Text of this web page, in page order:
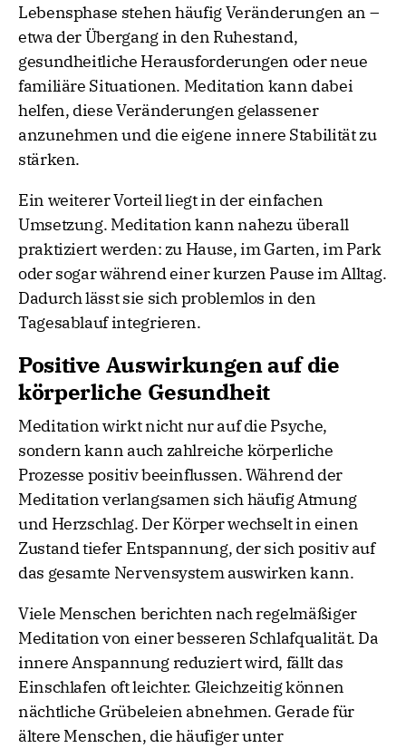
Lebensphase stehen häufig Veränderungen an –
etwa der Übergang in den Ruhestand,
gesundheitliche Herausforderungen oder neue
familiäre Situationen. Meditation kann dabei
helfen, diese Veränderungen gelassener
anzunehmen und die eigene innere Stabilität zu
stärken.
Ein weiterer Vorteil liegt in der einfachen
Umsetzung. Meditation kann nahezu überall
praktiziert werden: zu Hause, im Garten, im Park
oder sogar während einer kurzen Pause im Alltag.
Dadurch lässt sie sich problemlos in den
Tagesablauf integrieren.
Positive Auswirkungen auf die
körperliche Gesundheit
Meditation wirkt nicht nur auf die Psyche,
sondern kann auch zahlreiche körperliche
Prozesse positiv beeinflussen. Während der
Meditation verlangsamen sich häufig Atmung
und Herzschlag. Der Körper wechselt in einen
Zustand tiefer Entspannung, der sich positiv auf
das gesamte Nervensystem auswirken kann.
Viele Menschen berichten nach regelmäßiger
Meditation von einer besseren Schlafqualität. Da
innere Anspannung reduziert wird, fällt das
Einschlafen oft leichter. Gleichzeitig können
nächtliche Grübeleien abnehmen. Gerade für
ältere Menschen, die häufiger unter